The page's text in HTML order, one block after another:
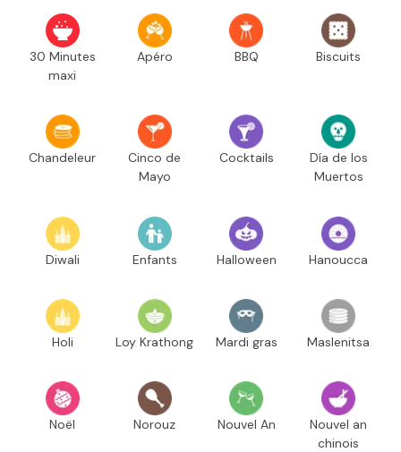
30 Minutes
maxi
Apéro BBQ Biscuits
Chandeleur
Cinco de
Mayo
Cocktails
Día de los
Muertos
Diwali Enfants Halloween Hanoucca
Holi Loy Krathong Mardi gras Maslenitsa
Noël Norouz Nouvel An
Nouvel an
chinois